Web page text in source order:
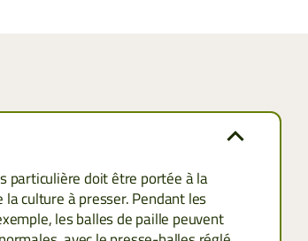
est responsable commercial
des solutions Tama depuis 2024.
a message
particulière doit être portée à la
culture à presser. Pendant les
les balles de paille peuvent